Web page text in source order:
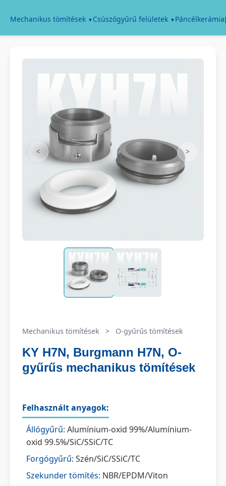
Mechanikus tömítések Csúszógyűrű felületek Páncélkerámia
< >
Mechanikus tömítések > O-gyűrűs tömítések
KY H7N, Burgmann H7N, O-
gyűrűs mechanikus tömítések
Felhasznált anyagok:
Állógyűrű: Alumínium-oxid 99%/Alumínium-
oxid 99.5%/SiC/SSiC/TC
Forgógyűrű: Szén/SiC/SSiC/TC
Szekunder tömítés: NBR/EPDM/Viton